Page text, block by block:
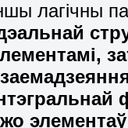
лагічны